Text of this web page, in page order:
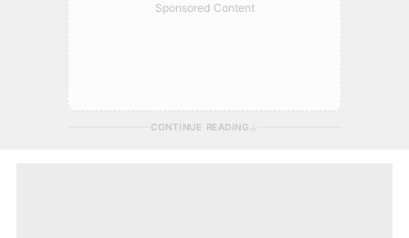
Sponsored Content
CONTINUE READING